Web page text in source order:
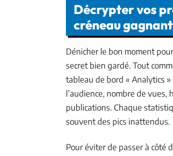
Décrypter vos
créneau gagnant
Dénicher le bon moment
secret bien gardé. Tout
tableau de bord « Analytics
l’audience, nombre de
publications. Chaque
souvent des pics inattendus.
Pour éviter de passer à côté